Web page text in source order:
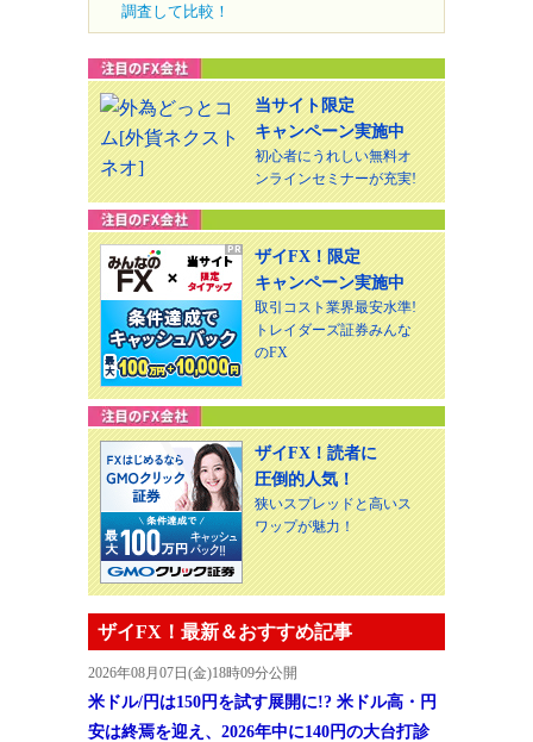
調査して比較！
当サイト限定
キャンペーン実施中
初心者にうれしい無料オ
ンラインセミナーが充実!
ザイFX！限定
キャンペーン実施中
取引コスト業界最安水準!
トレイダーズ証券みんな
のFX
ザイFX！読者に
圧倒的人気！
狭いスプレッドと高いス
ワップが魅力！
ザイFX！最新＆おすすめ記事
2026年08月07日(金)18時09分公開
米ドル/円は150円を試す展開に!? 米ドル高・円
安は終焉を迎え、2026年中に140円の大台打診